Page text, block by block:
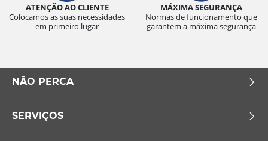
ATENÇÃO AO CLIENTE
Colocamos as suas necessidades
em primeiro lugar
MÁXIMA SEGURANÇA
Normas de funcionamento que
garantem a máxima segurança
NÃO PERCA
SERVIÇOS